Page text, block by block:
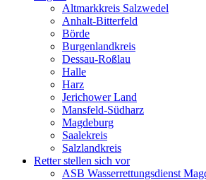
Altmarkkreis Salzwedel
Anhalt-Bitterfeld
Börde
Burgenlandkreis
Dessau-Roßlau
Halle
Harz
Jerichower Land
Mansfeld-Südharz
Magdeburg
Saalekreis
Salzlandkreis
Retter stellen sich vor
ASB Wasserrettungsdienst